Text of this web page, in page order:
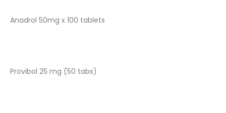
Anadrol 50mg x 100 tablets
Provibol 25 mg (50 tabs)